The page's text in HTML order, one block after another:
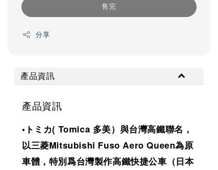
售完
分享
產品資訊
產品資訊
•トミカ( Tomica 多美）與台灣高鐵聯名，
以三菱Mitsubishi Fuso Aero Queen為原
車體，特別爲台灣製作高鐵快捷公車（日本